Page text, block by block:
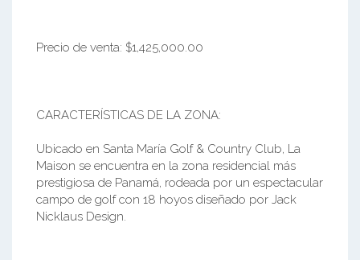
Precio de venta: $1,425,000.00
CARACTERÍSTICAS DE LA ZONA:
Ubicado en Santa María Golf & Country Club, La
Maison se encuentra en la zona residencial más
prestigiosa de Panamá, rodeada por un espectacular
campo de golf con 18 hoyos diseñado por Jack
Nicklaus Design.